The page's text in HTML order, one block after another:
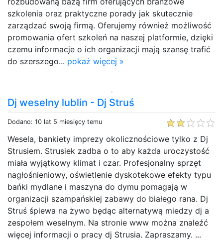
szkolenia oraz praktyczne porady jak skutecznie
zarządzać swoją firmą. Oferujemy również możliwość
promowania ofert szkoleń na naszej platformie, dzięki
czemu informacje o ich organizacji mają szansę trafić
do szerszego... pokaż więcej »
Dj weselny lublin - Dj Struś
Dodano: 10 lat 5 miesięcy temu
Wesela, bankiety imprezy okolicznościowe tylko z Dj
Strusiem. Strusiek zadba o to aby każda uroczystość
miała wyjątkowy klimat i czar. Profesjonalny sprzęt
nagłośnieniowy, oświetlenie dyskotekowe efekty typu
bańki mydlane i maszyna do dymu pomagają w
organizacji szampańskiej zabawy do białego rana. Dj
Struś śpiewa na żywo będąc alternatywą miedzy dj a
zespołem weselnym. Na stronie www można znaleźć
więcej informacji o pracy dj Strusia. Zapraszamy. ...